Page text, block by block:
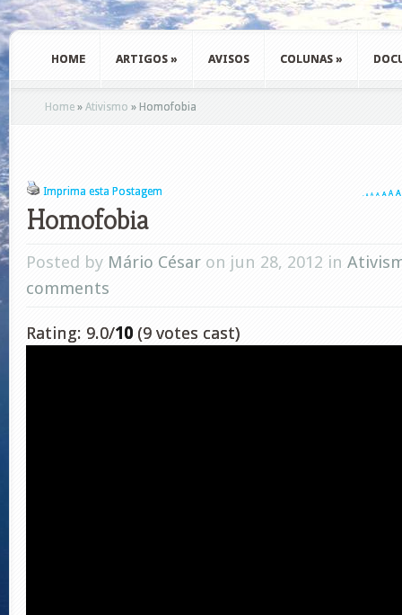
HOME ARTIGOS » AVISOS COLUNAS »
Home » Ativismo » Homofobia
Imprima esta Postagem A A A A A A A
Homofobia
Posted by Mário César on jun 28, 2012 in
comments
Rating: 9.0/10 (9 votes cast)